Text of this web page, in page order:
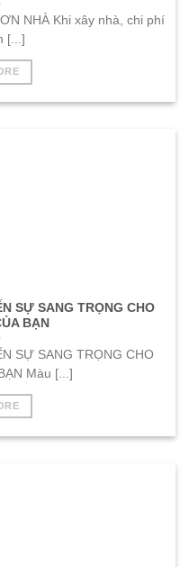
NHÀ Khi xây nhà, chi phí
[...]
SỰ SANG TRỌNG CHO
BẠN
SỰ SANG TRỌNG CHO
Màu [...]